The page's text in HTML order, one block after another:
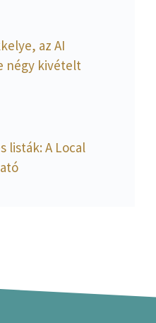
az AI
négy kivételt
listák: A Local